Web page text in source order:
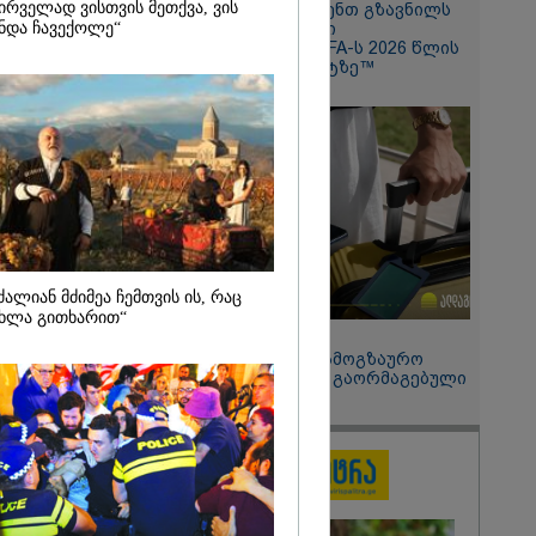
სამშობლოს
როგორ
ირაკლი
Hisense წარმოგიდგენთ გზავნილს
"ინოვაციები უკეთესი
ცხოვრებისათვის" FIFA-ს 2026 წლის
მსოფლიო ჩემპიონატზე™
შეიძინე ალდაგის სამოგზაურო
დაზღვევა და მიიღე გაორმაგებული
ინტერნეტი
ვისთვის მეთქვა, ვის
ჩავექოლე“
მძიმეა ჩემთვის ის, რაც
გითხარით“